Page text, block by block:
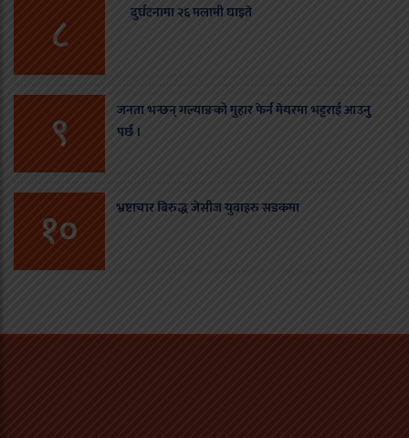
८ दुर्घटनामा २६ मलामी घाइते
९
जनता भन्छन् गल्याङको मुहार फेर्न मेयरमा भट्टराई आउनु
पर्छ ।
१० भ्रष्टाचार बिरुद्ध जेसीज युवाहरु सडकमा